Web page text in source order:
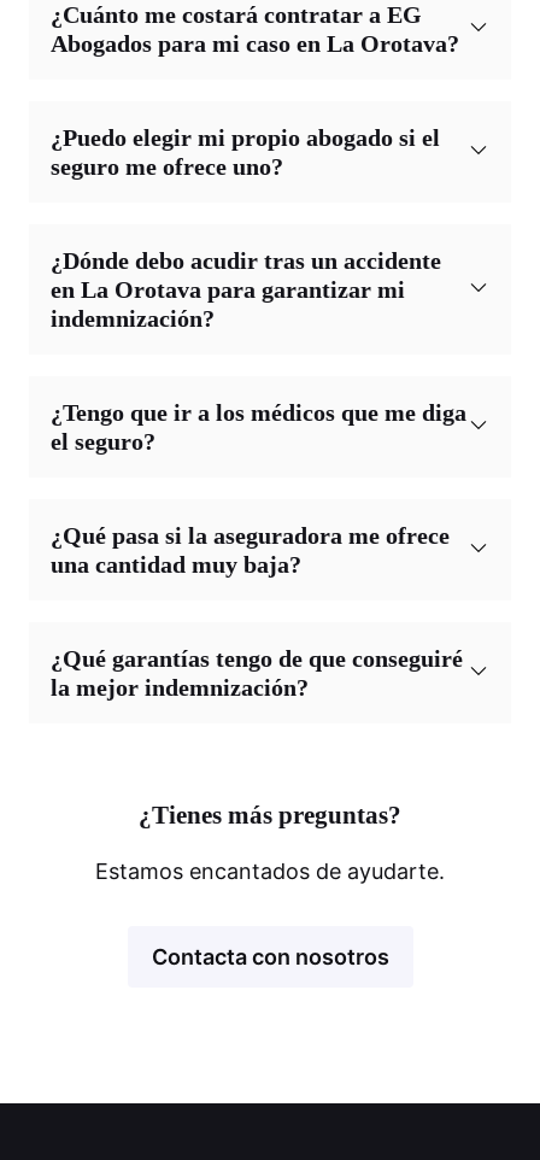
¿Cuánto me costará contratar a EG
Abogados para mi caso en La Orotava?
¿Puedo elegir mi propio abogado si el
seguro me ofrece uno?
¿Dónde debo acudir tras un accidente
en La Orotava para garantizar mi
indemnización?
¿Tengo que ir a los médicos que me diga
el seguro?
¿Qué pasa si la aseguradora me ofrece
una cantidad muy baja?
¿Qué garantías tengo de que conseguiré
la mejor indemnización?
¿Tienes más preguntas?
Estamos encantados de ayudarte.
Contacta con nosotros